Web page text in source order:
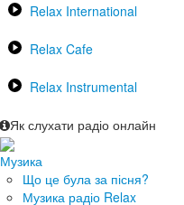
Relax International
Relax Cafe
Relax Instrumental
Як слухати радіо онлайн
Музика
Що це була за пісня?
Музика радіо Relax